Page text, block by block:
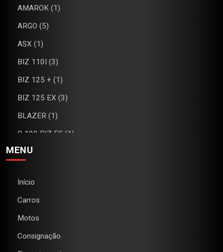
AMAROK (1)
ARGO (5)
ASX (1)
BIZ 110I (3)
BIZ 125 + (1)
BIZ 125 EX (3)
BLAZER (1)
C 100 BIZ ES (1)
C4 (1)
CB 300R (2)
CG 160 FAN (1)
CG 160 TITAN (2)
CHEROKEE (1)
MENU
Início
Carros
Motos
Consignação